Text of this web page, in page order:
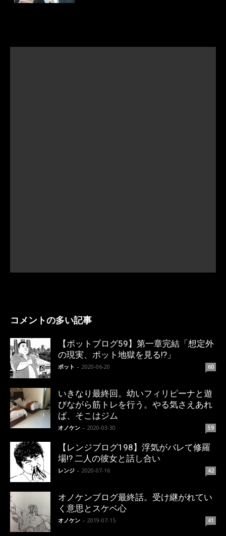
コメントの多い記事
【ポットブログ59】第一章完結「想定外
の現実、ポット地獄を見る!?」
ポット - 2020-06-20 60
いきなり最終回。幼いフィリピーナと遊
びながら筋トレを行う。やる気さえあれ
ば、そこはジム
オノケン - 2020-03-30 59
【レンジブログ198】浮気がバレて修羅
場!? 二人の彼女と話し合い
レンジ - 2020-07-16 42
オノケンブログ最終話。受け継がれてい
く意思とスケベ心
オノケン - 2019-07-15 41